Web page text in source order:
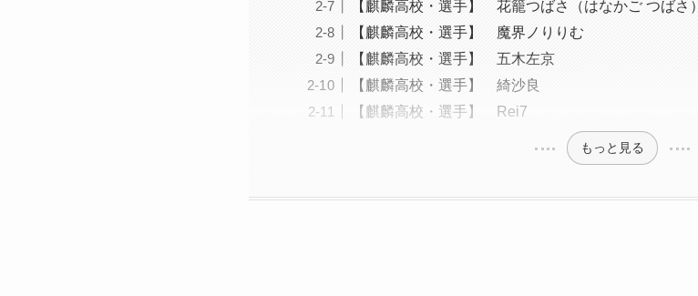
【麒麟高校・選手】 花籠つばさ（はなかご つばさ）
【麒麟高校・選手】 魔界ノりりむ
【麒麟高校・選手】 五木左京
【麒麟高校・選手】 綺沙良
【麒麟高校・選手】 Rei7
もっと見る